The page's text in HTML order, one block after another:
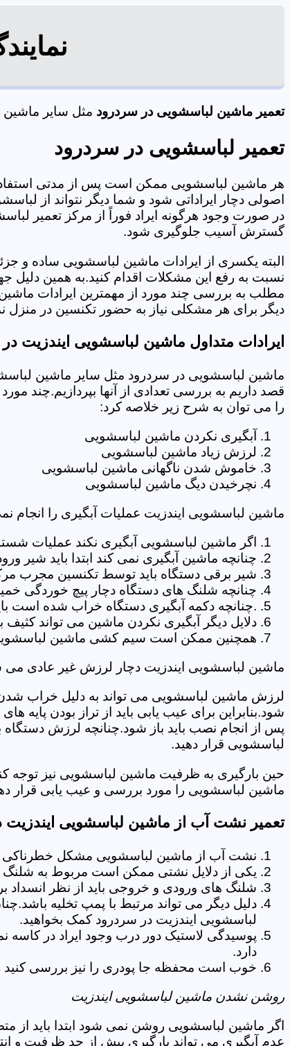
تعمیر ماشین لباسشویی در سردرود مثل سایر ماشین
تعمیر لباسشویی در سردرود
هر ماشین لباسشویی ممکن است پس از مدتی
اصولی دچار ایراداتی شود و شما دیگر نتواند از
در صورت وجود هرگونه ایراد فوراً از مرکز تعمیر
گسترش آسیب جلوگیری شود.
البته یکسری از ایرادات ماشین لباسشویی ساده و
نسبت به رفع این مشکلات اقدام کنید.به همین دلیل
مطلب به بررسی چند مورد از مهمترین ایرادات
دیگر برای هر مشکلی نیاز به حضور تکنسین در منزل نداشته باشید.
ایرادات متداول ماشین لباسشویی ایندزیت
ماشین لباسشویی در سردرود مثل سایر ماشین
قصد داریم به بررسی تعدادی از آنها بپردازیم.چند
را می توان به شرح زیر خلاصه کرد:
آبگیری نکردن ماشین لباسشویی
لرزش زیاد ماشین لباسشویی
خاموش شدن ناگهانی ماشین لباسشویی
نچرخیدن دیگ ماشین لباسشویی
ماشین لباسشویی ایندزیت عملیات آبگیری را انجام
اگر ماشین لباسشویی آبگیری نکند عملیات
چنانچه ماشین آبگیری نمی کند ابتدا باید
شیر برقی دستگاه باید توسط تکنسین مجرب
چنانچه شلنگ های دستگاه دچار پیچ خوردگی
.چنانچه دکمه آبگیری دستگاه خراب شده است
دلایل دیگر آبگیری نکردن ماشین می تواند
همچنین ممکن است سیم کشی ماشین لباسشویی
ماشین لباسشویی ایندزیت دچار لرزش غیر عادی می
لرزش ماشین لباسشویی می تواند به دلیل خراب
شود.بنابراین برای عیب یابی باید از تراز بودن
پس از انجام نصب باید باز شود.چنانچه لرزش دستگاه
لباسشویی قرار دهید.
حین بارگیری به ظرفیت ماشین لباسشویی نیز توجه
ماشین لباسشویی را مورد بررسی و عیب یابی قرار
تعمیر نشت آب از ماشین لباسشویی ایندزیت
نشت آب از ماشین لباسشویی مشکل خطرناکی
یکی از دلایل نشتی ممکن است مربوط به شلنگ
شلنگ های ورودی و خروجی باید از نظر
دلیل دیگر می تواند مرتبط با پمپ تخلیه
لباسشویی ایندزیت در سردرود کمک بخواهید.
پوسیدگی لاستیک دور درب وجود ایراد در
دارد.
خوب است محفظه جا پودری را نیز بررسی کنید
روشن نشدن ماشین لباسشویی ایندزیت
اگر ماشین لباسشویی روشن نمی شود ابتدا باید از
عدم آبگیری می تواند بارگیری بیش از حد ظرفیت و